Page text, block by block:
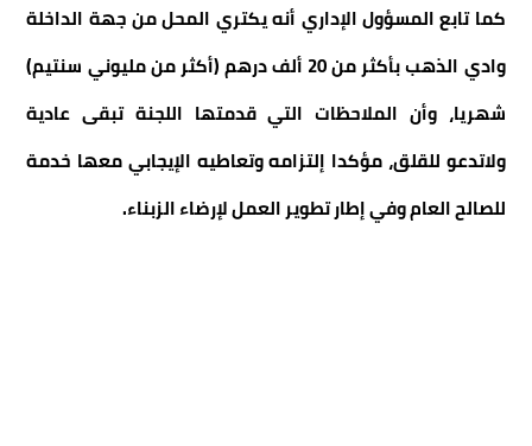
كما تابع المسؤول الإداري أنه يكتري المحل من جهة الداخلة
وادي الذهب بأكثر من 20 ألف درهم (أكثر من مليوني سنتيم)
شهريا، وأن الملاحظات التي قدمتها اللجنة تبقى عادية
ولاتدعو للقلق، مؤكدا إلتزامه وتعاطيه الإيجابي معها خدمة
للصالح العام وفي إطار تطوير العمل لإرضاء الزبناء.